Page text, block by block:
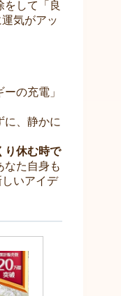
をして「良
気がアッ
ーの充電」
に、静かに
り休む時で
なた自身も
いアイデ